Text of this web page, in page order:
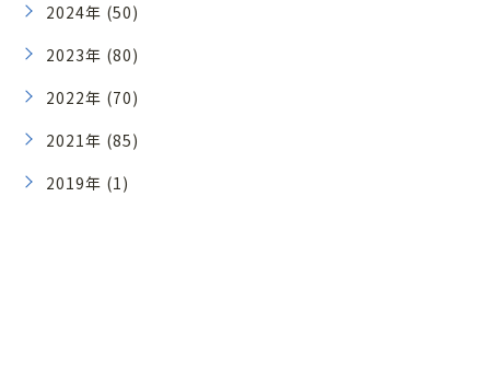
2024年 (50)
2023年 (80)
2022年 (70)
2021年 (85)
2019年 (1)